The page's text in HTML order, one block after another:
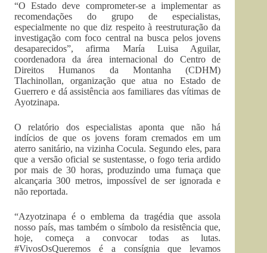
“O Estado deve comprometer-se a implementar as
recomendações do grupo de especialistas,
especialmente no que diz respeito à reestruturação da
investigação com foco central na busca pelos jovens
desaparecidos”, afirma María Luisa Aguilar,
coordenadora da área internacional do Centro de
Direitos Humanos da Montanha (CDHM)
Tlachinollan, organização que atua no Estado de
Guerrero e dá assistência aos familiares das vítimas de
Ayotzinapa.
O relatório dos especialistas aponta que não há
indícios de que os jovens foram cremados em um
aterro sanitário, na vizinha Cocula. Segundo eles, para
que a versão oficial se sustentasse, o fogo teria ardido
por mais de 30 horas, produzindo uma fumaça que
alcançaria 300 metros, impossível de ser ignorada e
não reportada.
“Azyotzinapa é o emblema da tragédia que assola
nosso país, mas também o símbolo da resistência que,
hoje, começa a convocar todas as lutas.
#VivosOsQueremos é a consígnia que levamos